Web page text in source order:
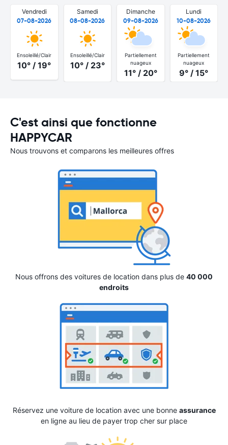
Vendredi
07-08-2026
Ensoleillé/Clair
10° / 19°
Samedi
08-08-2026
Ensoleillé/Clair
10° / 23°
Dimanche
09-08-2026
Partiellement
nuageux
11° / 20°
Lundi
10-08-2026
Partiellement
nuageux
9° / 15°
C'est ainsi que fonctionne
HAPPYCAR
Nous trouvons et comparons les meilleures offres
Nous offrons des voitures de location dans plus de 40 000
endroits
Réservez une voiture de location avec une bonne assurance
en ligne au lieu de payer trop cher sur place